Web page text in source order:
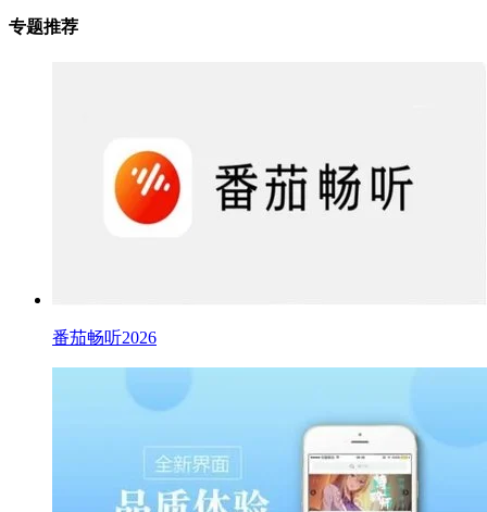
专题推荐
番茄畅听2026